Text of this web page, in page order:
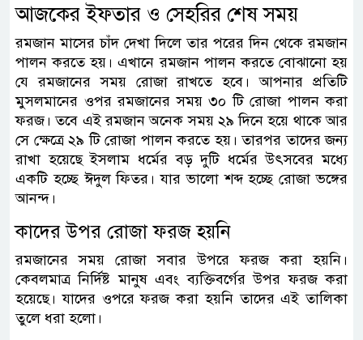
আজকের ইফতার ও সেহরির শেষ সময়
রমজান মাসের চাঁদ দেখা দিলে তার পরের দিন থেকে রমজান
পালন করতে হয়। এখানে রমজান পালন করতে বোঝানো হয়
যে রমজানের সময় রোজা রাখতে হবে। আপনার প্রতিটি
মুসলমানের ওপর রমজানের সময় ৩০ টি রোজা পালন করা
ফরজ। তবে এই রমজান অনেক সময় ২৯ দিনে হয়ে থাকে আর
সে ক্ষেত্রে ২৯ টি রোজা পালন করতে হয়। তারপর তাদের জন্য
রাখা হয়েছে ইসলাম ধর্মের বড় দুটি ধর্মের উৎসবের মধ্যে
একটি হচ্ছে ঈদুল ফিতর। যার ভালো শব্দ হচ্ছে রোজা ভঙ্গের
আনন্দ।
কাদের উপর রোজা ফরজ হয়নি
রমজানের সময় রোজা সবার উপরে ফরজ করা হয়নি।
কেবলমাত্র নির্দিষ্ট মানুষ এবং ব্যক্তিবর্গের উপর ফরজ করা
হয়েছে। যাদের ওপরে ফরজ করা হয়নি তাদের এই তালিকা
তুলে ধরা হলো।